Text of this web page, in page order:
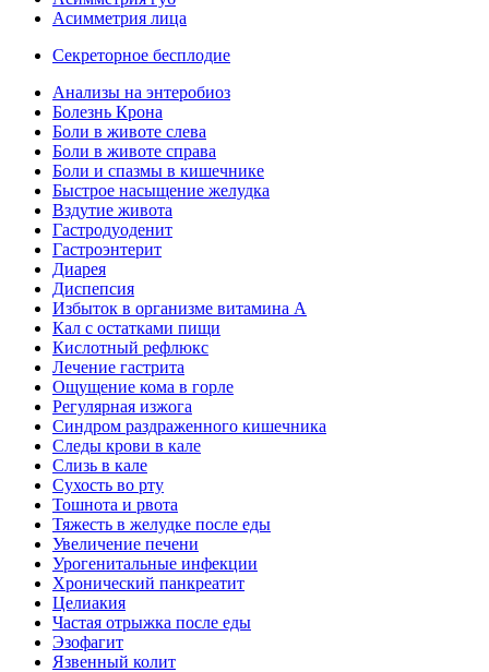
Асимметрия лица
Секреторное бесплодие
Анализы на энтеробиоз
Болезнь Крона
Боли в животе слева
Боли в животе справа
Боли и спазмы в кишечнике
Быстрое насыщение желудка
Вздутие живота
Гастродуоденит
Гастроэнтерит
Диарея
Диспепсия
Избыток в организме витамина А
Кал с остатками пищи
Кислотный рефлюкс
Лечение гастрита
Ощущение кома в горле
Регулярная изжога
Синдром раздраженного кишечника
Следы крови в кале
Слизь в кале
Сухость во рту
Тошнота и рвота
Тяжесть в желудке после еды
Увеличение печени
Урогенитальные инфекции
Хронический панкреатит
Целиакия
Частая отрыжка после еды
Эзофагит
Язвенный колит